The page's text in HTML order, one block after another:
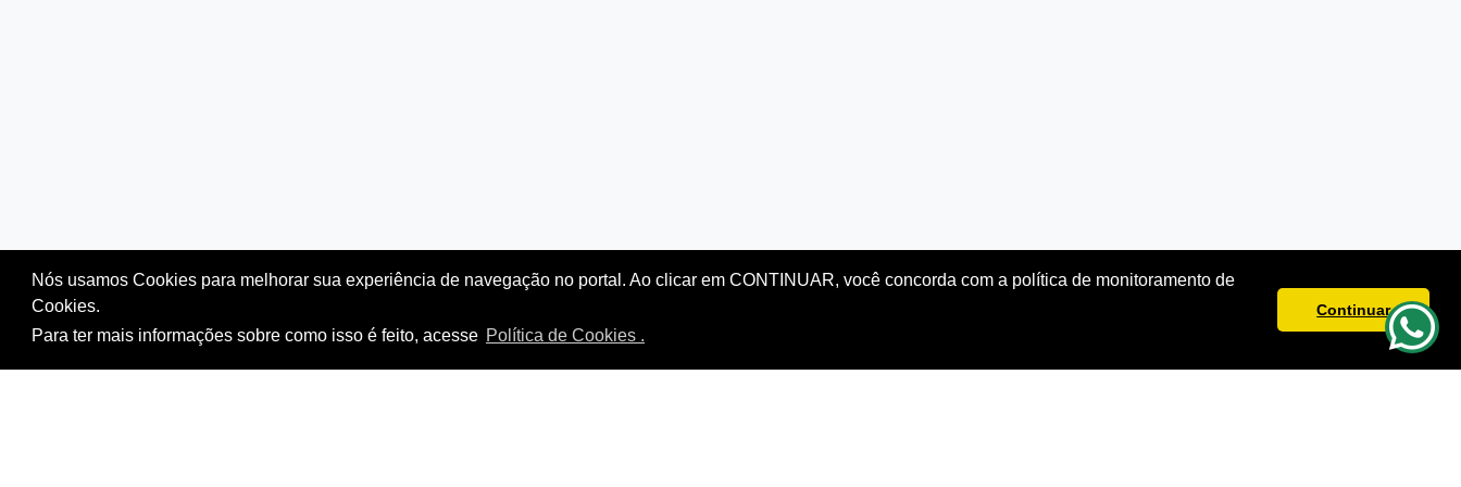
Nós usamos Cookies para melhorar sua experiência de navegação no portal. Ao clicar em CONTINUAR, você concorda com a política de monitoramento de
Cookies.
Para ter mais informações sobre como isso é feito, acesse Política de Cookies .
Continuar